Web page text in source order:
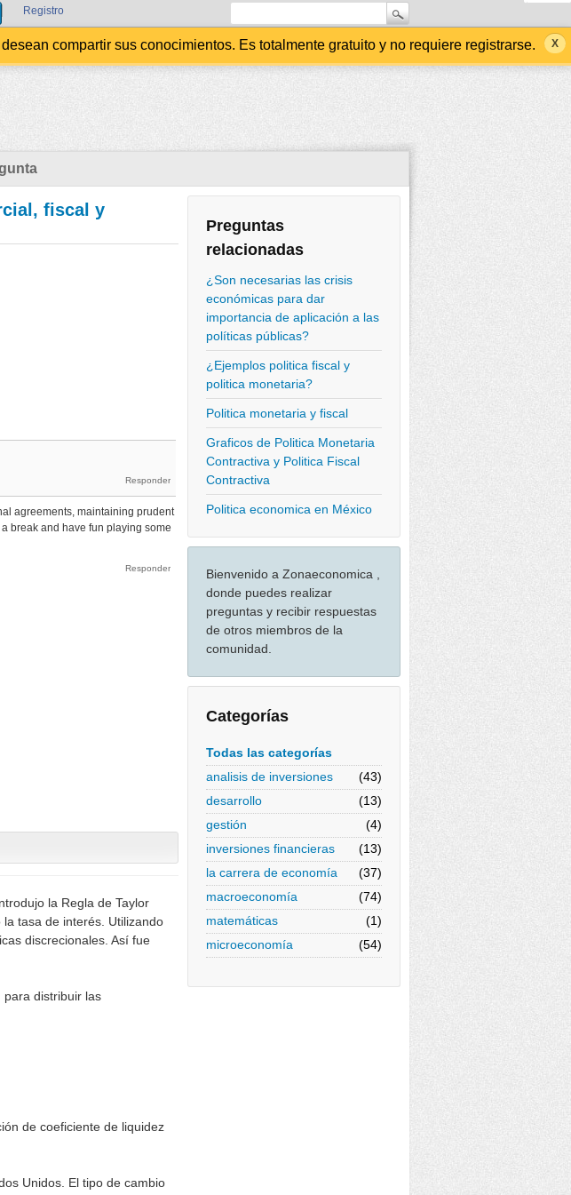
Registro
compartir sus conocimientos. Es totalmente gratuito y no requiere registrarse.
Preguntas
relacionadas
¿Son necesarias las crisis
económicas para dar
importancia de aplicación a las
políticas públicas?
¿Ejemplos politica fiscal y
politica monetaria?
Politica monetaria y fiscal
Graficos de Politica Monetaria
Contractiva y Politica Fiscal
Contractiva
Politica economica en México
Bienvenido a Zonaeconomica ,
donde puedes realizar
preguntas y recibir respuestas
de otros miembros de la
comunidad.
Categorías
Todas las categorías
analisis de inversiones
(43)
desarrollo
(13)
gestión
(4)
inversiones financieras
(13)
la carrera de economía
(37)
macroeconomía
(74)
matemáticas
(1)
microeconomía
(54)
fiscal y
agreements, maintaining prudent
break and have fun playing some
la Regla de Taylor
tasa de interés. Utilizando
discrecionales. Así fue
para distribuir las
de coeficiente de liquidez
Unidos. El tipo de cambio